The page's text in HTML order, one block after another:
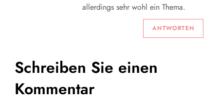
allerdings sehr wohl ein Thema.
ANTWORTEN
Schreiben Sie einen
Kommentar